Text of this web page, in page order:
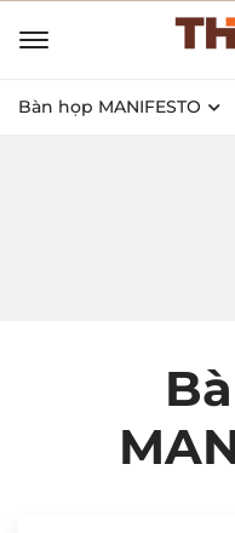
Bàn họp MANIFESTO